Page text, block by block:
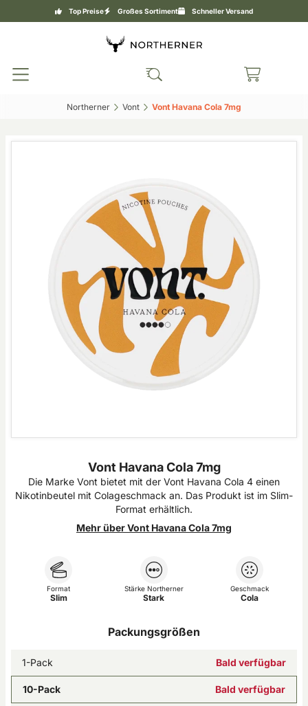
Top Preise Großes Sortiment Schneller Versand
Northerner‎ Vont‎ Vont Havana Cola 7mg‎
Vont Havana Cola 7mg
Die Marke Vont bietet mit der Vont Havana Cola 4 einen
Nikotinbeutel mit Colageschmack an. Das Produkt ist im Slim-
Format erhältlich.
Mehr über Vont Havana Cola 7mg
Format
Slim
Stärke Northerner
Stark
Geschmack
Cola
Packungsgrößen
1-Pack Bald verfügbar
10-Pack Bald verfügbar